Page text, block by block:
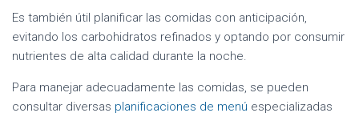
Es también útil planificar las comidas con anticipación,
evitando los carbohidratos refinados y optando por consumir
nutrientes de alta calidad durante la noche.
Para manejar adecuadamente las comidas, se pueden
consultar diversas planificaciones de menú especializadas